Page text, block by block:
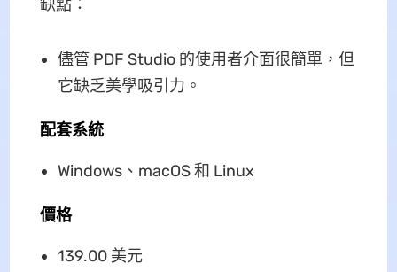
缺點：
儘管 PDF Studio 的使用者介面很簡單，但
它缺乏美學吸引力。
配套系統
Windows、macOS 和 Linux
價格
139.00 美元